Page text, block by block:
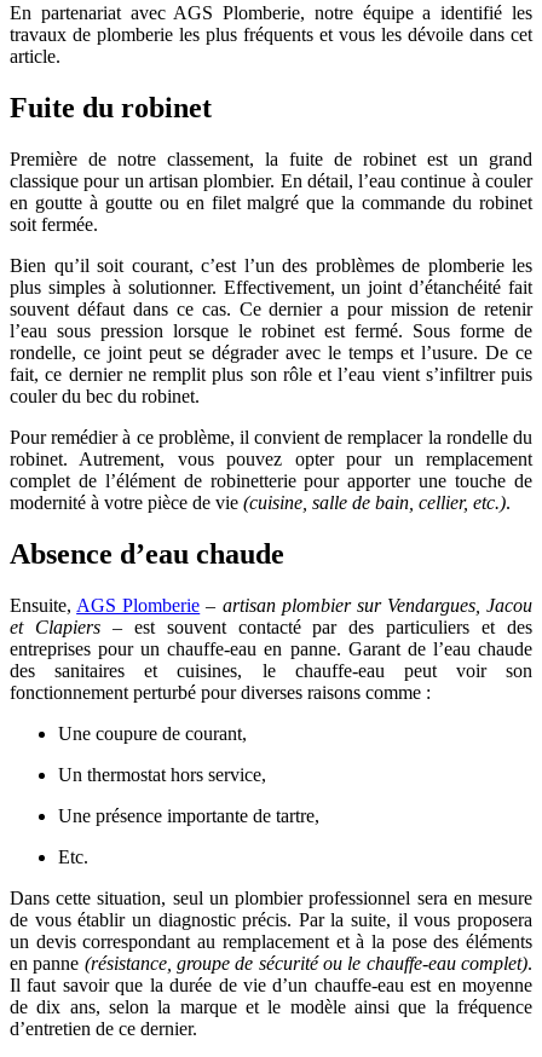
En partenariat avec AGS Plomberie, notre équipe a identifié les
travaux de plomberie les plus fréquents et vous les dévoile dans cet
article.
Fuite du robinet
Première de notre classement, la fuite de robinet est un grand
classique pour un artisan plombier. En détail, l’eau continue à couler
en goutte à goutte ou en filet malgré que la commande du robinet
soit fermée.
Bien qu’il soit courant, c’est l’un des problèmes de plomberie les
plus simples à solutionner. Effectivement, un joint d’étanchéité fait
souvent défaut dans ce cas. Ce dernier a pour mission de retenir
l’eau sous pression lorsque le robinet est fermé. Sous forme de
rondelle, ce joint peut se dégrader avec le temps et l’usure. De ce
fait, ce dernier ne remplit plus son rôle et l’eau vient s’infiltrer puis
couler du bec du robinet.
Pour remédier à ce problème, il convient de remplacer la rondelle du
robinet. Autrement, vous pouvez opter pour un remplacement
complet de l’élément de robinetterie pour apporter une touche de
modernité à votre pièce de vie (cuisine, salle de bain, cellier, etc.).
Absence d’eau chaude
Ensuite, AGS Plomberie – artisan plombier sur Vendargues, Jacou
et Clapiers –est souvent contacté par des particuliers et des
entreprises pour un chauffe-eau en panne. Garant de l’eau chaude
des sanitaires et cuisines, le chauffe-eau peut voir son
fonctionnement perturbé pour diverses raisons comme :
Une coupure de courant,
Un thermostat hors service,
Une présence importante de tartre,
Etc.
Dans cette situation, seul un plombier professionnel sera en mesure
de vous établir un diagnostic précis. Par la suite, il vous proposera
un devis correspondant au remplacement et à la pose des éléments
en panne (résistance, groupe de sécurité ou le chauffe-eau complet).
Il faut savoir que la durée de vie d’un chauffe-eau est en moyenne
de dix ans, selon la marque et le modèle ainsi que la fréquence
d’entretien de ce dernier.